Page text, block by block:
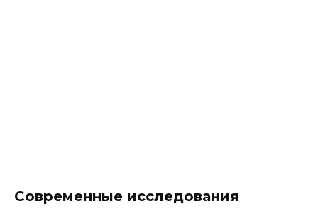
Современные исследования